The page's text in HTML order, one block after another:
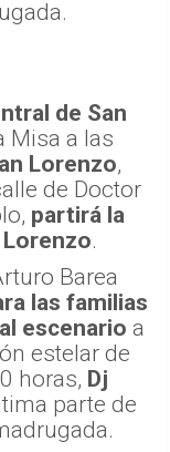
de San
Misa a las
Lorenzo,
de Doctor
partirá la
.
Barea
las familias
escenario a
estelar de
horas, Dj
parte de